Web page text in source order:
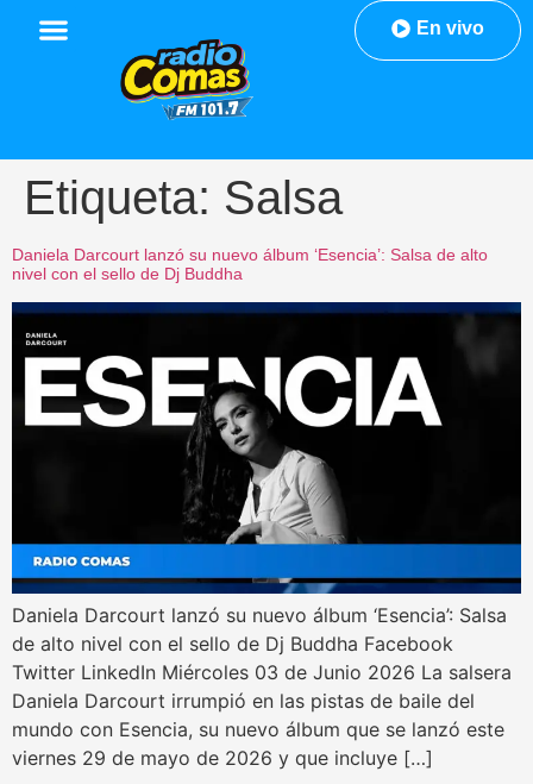
En vivo
Etiqueta: Salsa
Daniela Darcourt lanzó su nuevo álbum ‘Esencia’: Salsa de alto
nivel con el sello de Dj Buddha
Daniela Darcourt lanzó su nuevo álbum ‘Esencia’: Salsa
de alto nivel con el sello de Dj Buddha Facebook
Twitter LinkedIn Miércoles 03 de Junio 2026 La salsera
Daniela Darcourt irrumpió en las pistas de baile del
mundo con Esencia, su nuevo álbum que se lanzó este
viernes 29 de mayo de 2026 y que incluye […]